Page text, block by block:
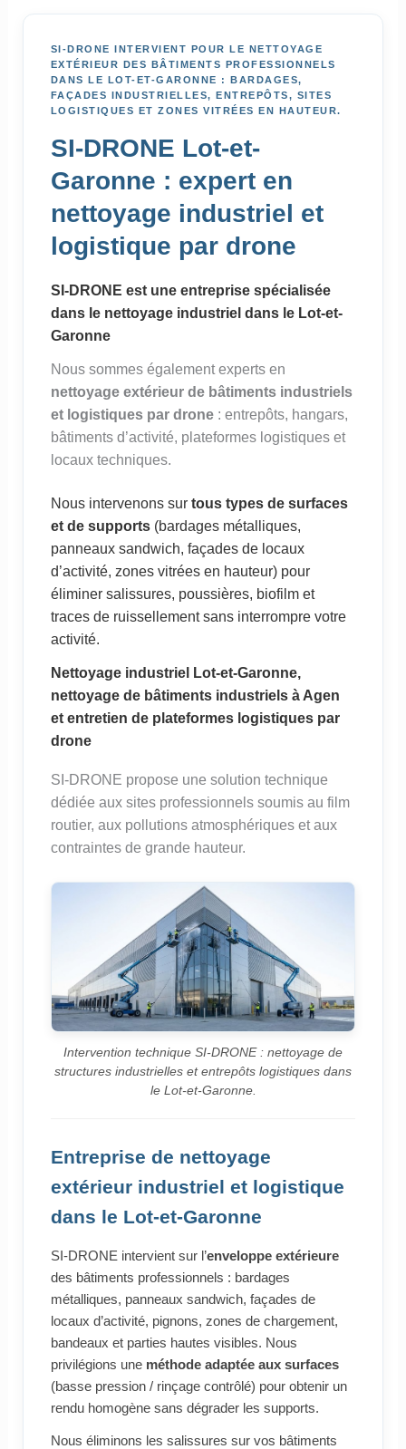
SI-DRONE INTERVIENT POUR LE NETTOYAGE
EXTÉRIEUR DES BÂTIMENTS PROFESSIONNELS
DANS LE LOT-ET-GARONNE : BARDAGES,
FAÇADES INDUSTRIELLES, ENTREPÔTS, SITES
LOGISTIQUES ET ZONES VITRÉES EN HAUTEUR.
SI-DRONE Lot-et-
Garonne : expert en
nettoyage industriel et
logistique par drone
SI-DRONE est une entreprise spécialisée
dans le nettoyage industriel dans le Lot-et-
Garonne
Nous sommes également experts en
nettoyage extérieur de bâtiments industriels
et logistiques par drone: entrepôts, hangars,
bâtiments d’activité, plateformes logistiques et
locaux techniques.
Nous intervenons sur tous types de surfaces
et de supports(bardages métalliques,
panneaux sandwich, façades de locaux
d’activité, zones vitrées en hauteur) pour
éliminer salissures, poussières, biofilm et
traces de ruissellement sans interrompre votre
activité.
Nettoyage industriel Lot-et-Garonne,
nettoyage de bâtiments industriels à Agen
et entretien de plateformes logistiques par
drone
SI-DRONE propose une solution technique
dédiée aux sites professionnels soumis au film
routier, aux pollutions atmosphériques et aux
contraintes de grande hauteur.
Intervention technique SI-DRONE : nettoyage de
structures industrielles et entrepôts logistiques dans
le Lot-et-Garonne.
Entreprise de nettoyage
extérieur industriel et logistique
dans le Lot-et-Garonne
SI-DRONE intervient sur l’enveloppe extérieure
des bâtiments professionnels : bardages
métalliques, panneaux sandwich, façades de
locaux d’activité, pignons, zones de chargement,
bandeaux et parties hautes visibles. Nous
privilégions une méthode adaptée aux surfaces
(basse pression / rinçage contrôlé) pour obtenir un
rendu homogène sans dégrader les supports.
Nous éliminons les salissures sur vos bâtiments